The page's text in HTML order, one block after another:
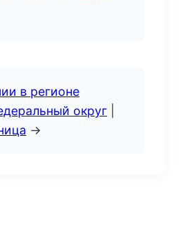
в регионе
округ
→